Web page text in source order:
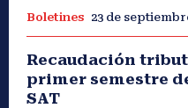
Boletines 23 de
Recaudación
primer semestre
SAT